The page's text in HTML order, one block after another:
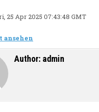
25 Apr 2025 07:43:48 GMT
ansehen
Author: admin